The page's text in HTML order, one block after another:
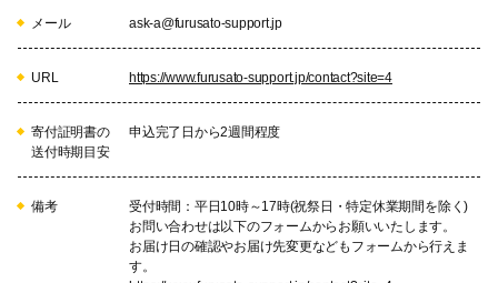
メール ask-a@furusato-support.jp
URL https://www.furusato-support.jp/contact?site=4
寄付証明書の
送付時期目安
申込完了日から2週間程度
備考
受付時間：平日10時～17時(祝祭日・特定休業期間を除く)
お問い合わせは以下のフォームからお願いいたします。
お届け日の確認やお届け先変更などもフォームから行えま
す。